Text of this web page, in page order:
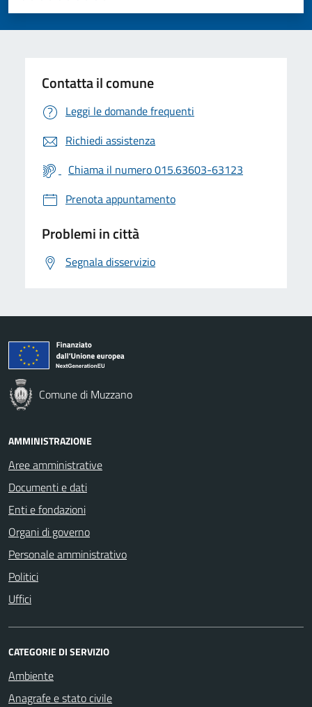
Valuta 5 stelle su 5
Valuta 4 stelle su 5
Valuta 3 stelle su 5
Valuta 2 stelle su 5
Valuta 1 stelle su 5
Contatta il comune
Leggi le domande frequenti
Richiedi assistenza
Chiama il numero 015.63603-63123
Prenota appuntamento
Problemi in città
Segnala disservizio
Comune di Muzzano
AMMINISTRAZIONE
Aree amministrative
Documenti e dati
Enti e fondazioni
Organi di governo
Personale amministrativo
Politici
Uffici
CATEGORIE DI SERVIZIO
Ambiente
Anagrafe e stato civile